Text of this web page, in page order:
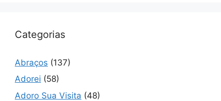
Categorias
Abraços (137)
Adorei (58)
Adoro Sua Visita (48)